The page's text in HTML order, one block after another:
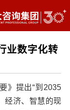
业数字化转
》提出“到2035
经济、智慧的现